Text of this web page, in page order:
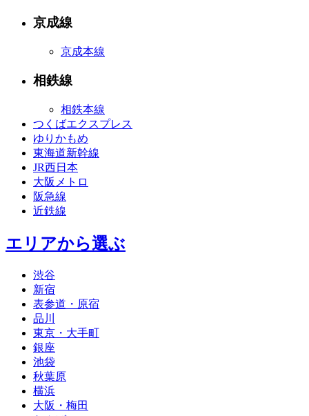
京成線
京成本線
相鉄線
相鉄本線
つくばエクスプレス
ゆりかもめ
東海道新幹線
JR西日本
大阪メトロ
阪急線
近鉄線
エリアから選ぶ
渋谷
新宿
表参道・原宿
品川
東京・大手町
銀座
池袋
秋葉原
横浜
大阪・梅田